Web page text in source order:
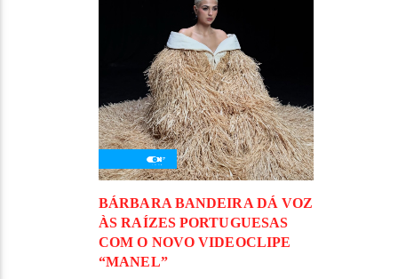
BÁRBARA BANDEIRA DÁ VOZ
ÀS RAÍZES PORTUGUESAS
COM O NOVO VIDEOCLIPE
“MANEL”